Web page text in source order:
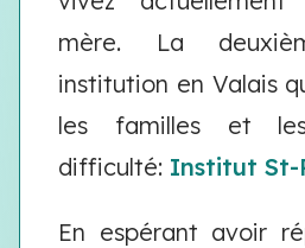
mère. La
institution en Valais
les familles et
difficulté: Institut St-
En espérant avoir